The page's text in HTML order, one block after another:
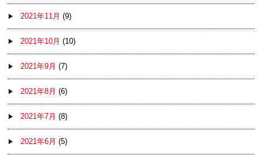
2021年11月 (9)
2021年10月 (10)
2021年9月 (7)
2021年8月 (6)
2021年7月 (8)
2021年6月 (5)